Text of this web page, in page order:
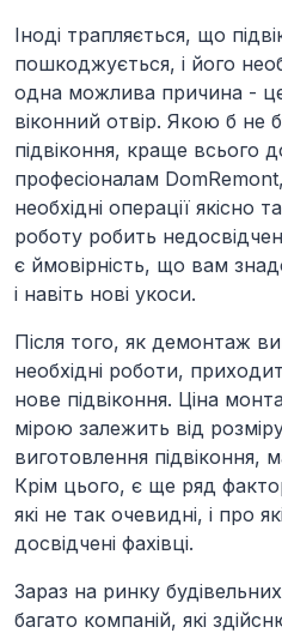
Іноді трапляється, що
пошкоджується, і його
одна можлива причина - це
віконний отвір. Якою б не
підвіконня, краще всього
професіоналам
необхідні операції якісно
роботу робить
є ймовірність, що вам
і навіть нові укоси.
Після того, як демонтаж
необхідні роботи,
нове підвіконня. Ціна
мірою залежить від
виготовлення підвіконня,
Крім цього, є ще ряд
які не так очевидні, і про
досвідчені фахівці.
Зараз на ринку
багато компаній, які